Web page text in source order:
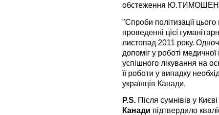
обстеження
"Спроби політизації
проведенні цієї
листопад 2011 року.
допоміг у роботі
успішного лікування на
її роботи у випадку
українців Канади.
P.S. Після сумнівів у Києві
Канади підтвердило